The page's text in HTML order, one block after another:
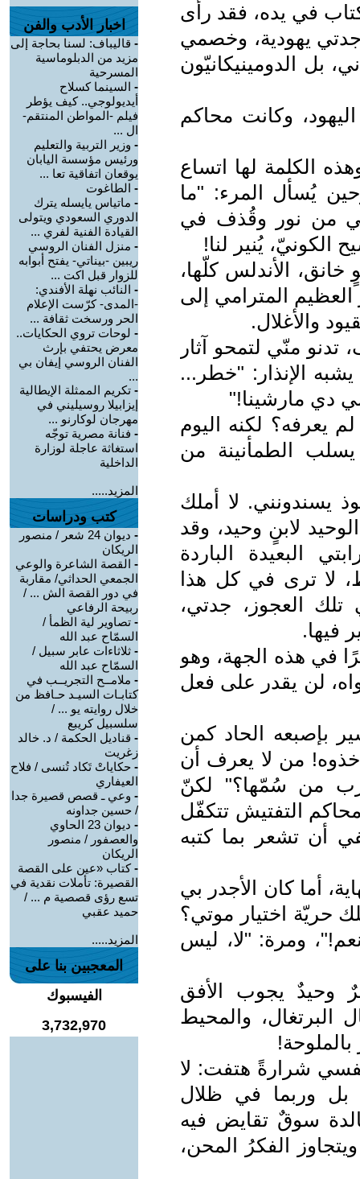
في يده، فقد رأى
يهودية، وخصمي
بل الدومينيكانيّون
وكانت محاكم
الكلمة لها اتساع
يُسأل المرء: "ما
من نور وقُذف في
الكونيّ، يُنير لنا!
الأندلس كلّها،
العظيم المترامي إلى
والأغلال.
تدنو منّي لتمحو آثار
الإنذار: "خطر...
دي مارشينا!"
يعرفه؟ لكنه اليوم
يسلب الطمأنينة من
يسندونني. لا أملك
لابنٍ وحيد، وقد
البعيدة الباردة
لا ترى في كل هذا
تلك العجوز، جدتي،
فيها.
في هذه الجهة، وهو
لن يقدر على فعل
بإصبعه الحاد كمن
من لا يعرف أن
من سُمّها؟" لكنّ
محاكم التفتيش تتكفّل
أن تشعر بما كتبه
أما كان الأجدر بي
حريّة اختيار موتي؟
ومرة: "لا، ليس
وحيدٌ يجوب الأفق
البرتغال، والمحيط
شرارةً هتفت: لا
بل وربما في ظلال
سوقٌ تقايض فيه
الفكرُ المحن،
اخبار الأدب والفن
- قاليباف: لسنا بحاجة إلى
مزيد من الدبلوماسية
المسرحية
- السينما كسلاح
أيديولوجي.. كيف يؤطر
فيلم -المواطن المنتقم-
ال ...
- وزير التربية والتعليم
ورئيس مؤسسة اليابان
يوقعان اتفاقية تعا ...
- الطاغوت
- ماتياس يايسله يترك
الدوري السعودي ويتولى
القيادة الفنية لفري ...
- منزل الفنان الروسي
ريبين -بيناتي- يفتح أبوابه
للزوار قبل اكت ...
- النائب نهلة الأفندي:
-المدى- كرّست الإعلام
الحر ورسخت ثقافة ...
- لوحات تروي الحكايات..
معرض يحتفي بإرث
الفنان الروسي إيفان بي
...
- تكريم الممثلة الإيطالية
إيزابيلا روسيليني في
مهرجان لوكارنو ...
- فنانة مصرية توجّه
استغاثة عاجلة لوزارة
الداخلية
المزيد.....
كتب ودراسات
-
ديوان 24 شعر / منصور
الريكان
- القصة الشاعرة والوعي
الجمعي الحداثي/ مقاربة
في دور القصة الش ... /
ربيحة الرفاعي
- تصاوير لية الظمأ /
السمّاح عبد الله
- ثلاثاءات عابر سبيل /
السمّاح عبد الله
- ملامــح التجريــب في
كتابـات السيـد حـافظ من
خلال روايته يو ... /
سلسبيل كريبع
- قناديل الحكمة / د. خالد
زغريت
- حكاياتْ تَكاد تُنسى / فلاح
العيفاري
- وعي ـ قصص قصيرة جدا
/ حسين جداونه
-
ديوان 23 الحاوي
والعصفور / منصور
الريكان
-كتاب «عين على القصة
القصيرة: تأملات نقدية في
تسع رؤى قصصية م ... /
حميد عقبي
المزيد.....
المعجبين بنا على
الفيسبوك
3,732,970